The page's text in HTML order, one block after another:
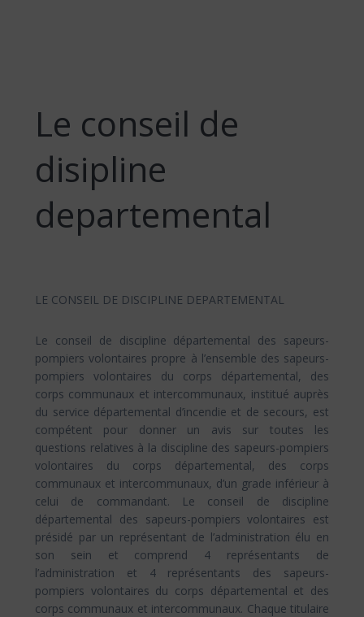
Le conseil de
disipline
departemental
LE CONSEIL DE DISCIPLINE DEPARTEMENTAL
Le conseil de discipline départemental des sapeurs-
pompiers volontaires propre à l’ensemble des sapeurs-
pompiers volontaires du corps départemental, des
corps communaux et intercommunaux, institué auprès
du service départemental d’incendie et de secours, est
compétent pour donner un avis sur toutes les
questions relatives à la discipline des sapeurs-pompiers
volontaires du corps départemental, des corps
communaux et intercommunaux, d’un grade inférieur à
celui de commandant. Le conseil de discipline
départemental des sapeurs-pompiers volontaires est
présidé par un représentant de l’administration élu en
son sein et comprend 4 représentants de
l’administration et 4 représentants des sapeurs-
pompiers volontaires du corps départemental et des
corps communaux et intercommunaux. Chaque titulaire